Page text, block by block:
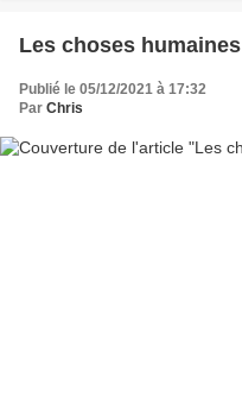
Les choses humaines
Publié le 05/12/2021 à 17:32
Par Chris